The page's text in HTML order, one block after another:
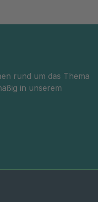
rund um das Thema
in unserem